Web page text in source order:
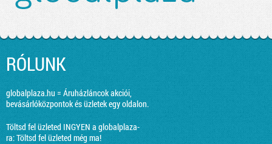
RÓLUNK
globalplaza.hu = Áruházláncok akciói,
bevásárlóközpontok és üzletek egy oldalon.
Töltsd fel üzleted INGYEN a globalplaza-
ra:Töltsd fel üzleted még ma!